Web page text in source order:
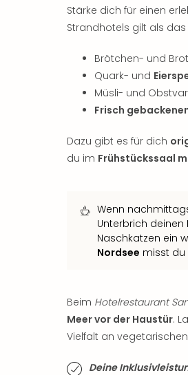
Stärke dich für einen
Strandhotels gilt als
Brötchen- und
Quark- und
Müsli- und
Frisch
Dazu gibt es für dich
du im Frühstückssaal
Wenn
Unterbrich
Naschkatzen ein
Nordsee misst du
Beim Hotelrestaurant
Meer vor der Haustür.
Vielfalt an
Deine